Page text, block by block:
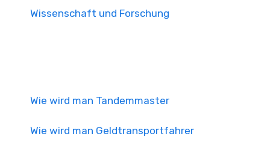
Wissenschaft und Forschung
Wie wird man Tandemmaster
Wie wird man Geldtransportfahrer